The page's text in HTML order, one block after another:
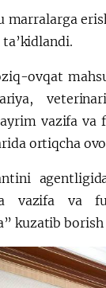
marralarga
ovqat
vazifa
ortiqcha
va
kuzatib